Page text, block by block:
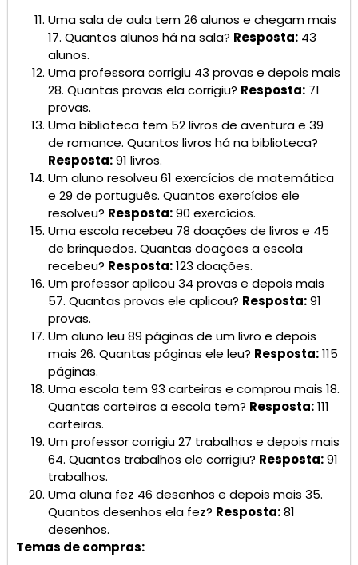
Uma sala de aula tem 26 alunos e chegam mais
17. Quantos alunos há na sala? Resposta: 43
alunos.
Uma professora corrigiu 43 provas e depois mais
28. Quantas provas ela corrigiu? Resposta: 71
provas.
Uma biblioteca tem 52 livros de aventura e 39
de romance. Quantos livros há na biblioteca?
Resposta:91 livros.
Um aluno resolveu 61 exercícios de matemática
e 29 de português. Quantos exercícios ele
resolveu? Resposta:90 exercícios.
Uma escola recebeu 78 doações de livros e 45
de brinquedos. Quantas doações a escola
recebeu? Resposta:123 doações.
Um professor aplicou 34 provas e depois mais
57. Quantas provas ele aplicou? Resposta:91
provas.
Um aluno leu 89 páginas de um livro e depois
mais 26. Quantas páginas ele leu? Resposta:115
páginas.
Uma escola tem 93 carteiras e comprou mais 18.
Quantas carteiras a escola tem? Resposta:111
carteiras.
Um professor corrigiu 27 trabalhos e depois mais
64. Quantos trabalhos ele corrigiu? Resposta:91
trabalhos.
Uma aluna fez 46 desenhos e depois mais 35.
Quantos desenhos ela fez? Resposta:81
desenhos.
Temas de compras: